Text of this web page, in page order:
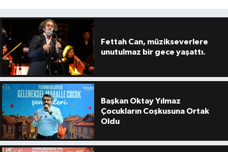
Fettah Can, müzikseverlere
unutulmaz bir gece yaşattı.
Başkan Oktay Yılmaz
Çocukların Coşkusuna Ortak
Oldu